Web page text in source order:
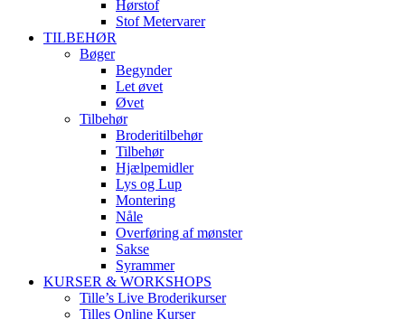
Hørstof
Stof Metervarer
TILBEHØR
Bøger
Begynder
Let øvet
Øvet
Tilbehør
Broderitilbehør
Tilbehør
Hjælpemidler
Lys og Lup
Montering
Nåle
Overføring af mønster
Sakse
Syrammer
KURSER & WORKSHOPS
Tille’s Live Broderikurser
Tilles Online Kurser